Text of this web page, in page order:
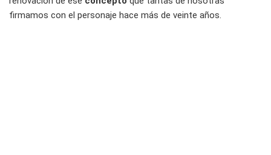
firmamos con el personaje hace más de veinte años.